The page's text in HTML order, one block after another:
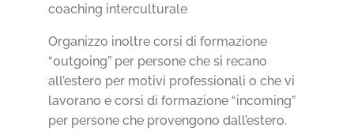
coaching interculturale
Organizzo inoltre corsi di formazione
“outgoing” per persone che si recano
all’estero per motivi professionali o che vi
lavorano e corsi di formazione “incoming”
per persone che provengono dall’estero.